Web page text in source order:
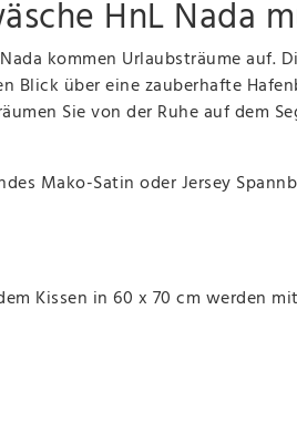
HnL Nada
kommen Urlaubsträume auf.
Blick über eine zauberhafte
Sie von der Ruhe auf dem
Mako-Satin oder Jersey
Kissen in 60 x 70 cm werden